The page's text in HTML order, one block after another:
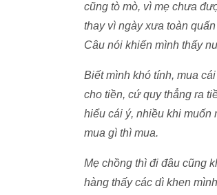
cũng tò mò, vì mẹ chưa
thay vì ngày xưa toàn
Câu nói khiến mình thấy
Biết mình khó tính, mua
cho tiền, cứ quy thẳng ra
hiểu cái ý, nhiều khi muốn
mua gì thì mua.
Mẹ chồng thì đi đâu cũng
hàng thấy các dì khen